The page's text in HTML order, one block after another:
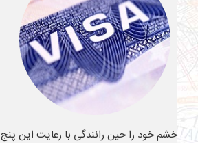
خشم خود را حین رانندگی با رعایت این پنج